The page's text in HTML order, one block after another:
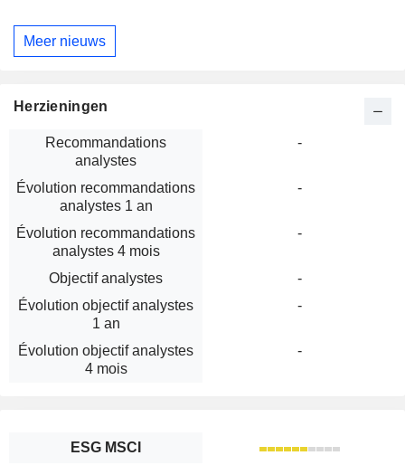
Meer nieuws
Herzieningen
Recommandations
analystes
-
Évolution recommandations
analystes 1 an
-
Évolution recommandations
analystes 4 mois
-
Objectif analystes
-
Évolution objectif analystes
1 an
-
Évolution objectif analystes
4 mois
-
ESG MSCI